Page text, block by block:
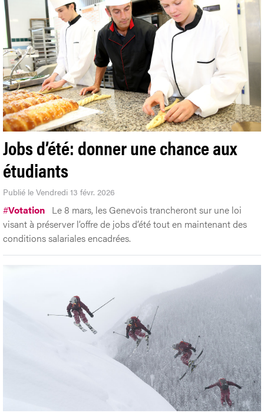
Jobs d’été: donner une chance aux
étudiants
Publié le Vendredi 13 févr. 2026
#Votation Le 8 mars, les Genevois trancheront sur une loi
visant à préserver l’offre de jobs d’été tout en maintenant des
conditions salariales encadrées.